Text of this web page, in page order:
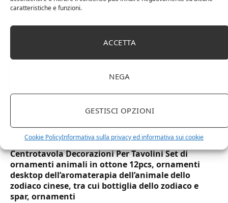
caratteristiche e funzioni.
ACCETTA
NEGA
GESTISCI OPZIONI
Cookie PolicyInformativa sulla privacy ed informativa sui cookie
birra cocktail drink
Centrotavola Decorazioni Per Tavolini Set di
ornamenti animali in ottone 12pcs, ornamenti
desktop dell’aromaterapia dell’animale dello
zodiaco cinese, tra cui bottiglia dello zodiaco e
spar, ornamenti